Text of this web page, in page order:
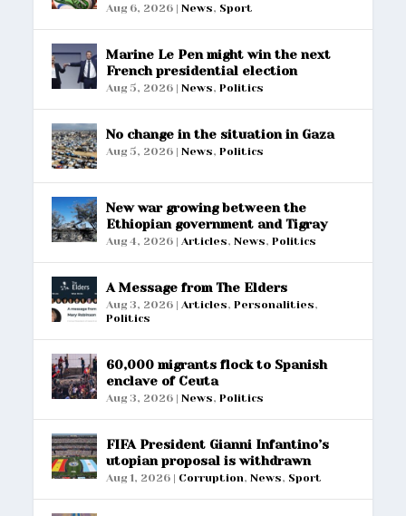
Aug 6, 2026 |News, Sport
Marine Le Pen might win the next
French presidential election
Aug 5, 2026 |News,Politics
No change in the situation in Gaza
Aug 5, 2026 |News,Politics
New war growing between the
Ethiopian government and Tigray
Aug 4, 2026 |Articles,News,Politics
A Message from The Elders
Aug 3, 2026 |Articles,Personalities,
Politics
60,000 migrants flock to Spanish
enclave of Ceuta
Aug 3, 2026 |News,Politics
FIFA President Gianni Infantino’s
utopian proposal is withdrawn
Aug 1, 2026 | Corruption,News, Sport